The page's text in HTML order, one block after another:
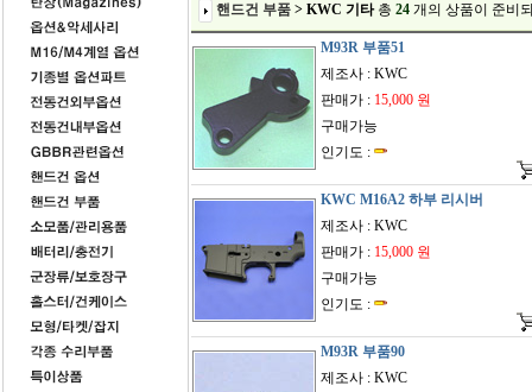
핸드건 부품 > KWC 기타 총 24 개 의 상품이 준비
M93R 부품51
제조사 : KWC
판매가 : 15,000 원
구매가능
인기도 :
KWC M16A2 하부 리시버
제조사 : KWC
판매가 : 15,000 원
구매가능
인기도 :
M93R 부품90
제조사 : KWC